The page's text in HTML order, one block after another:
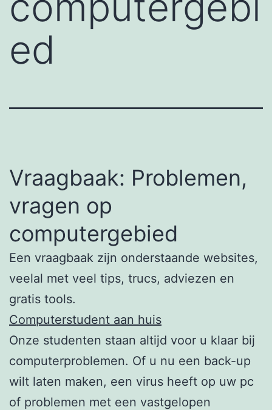
ed
Vraagbaak: Problemen,
vragen op
computergebied
Een vraagbaak zijn onderstaande websites,
veelal met veel tips, trucs, adviezen en
gratis tools.
Computerstudent aan huis
Onze studenten staan altijd voor u klaar bij
computerproblemen. Of u nu een back-up
wilt laten maken, een virus heeft op uw pc
of problemen met een vastgelopen